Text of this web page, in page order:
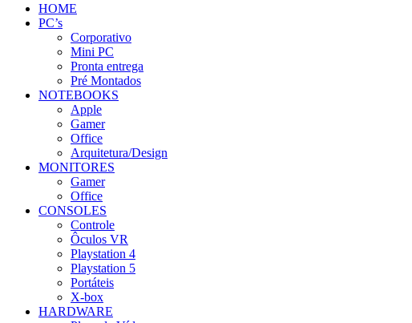
HOME
PC’s
Corporativo
Mini PC
Pronta entrega
Pré Montados
NOTEBOOKS
Apple
Gamer
Office
Arquitetura/Design
MONITORES
Gamer
Office
CONSOLES
Controle
Ôculos VR
Playstation 4
Playstation 5
Portáteis
X-box
HARDWARE